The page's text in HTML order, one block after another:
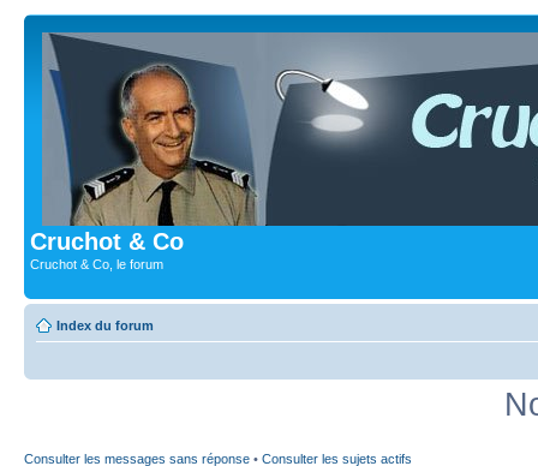
Cruchot & Co
Cruchot & Co, le forum
Index du forum
Consulter les messages sans réponse • Consulter les sujets actifs